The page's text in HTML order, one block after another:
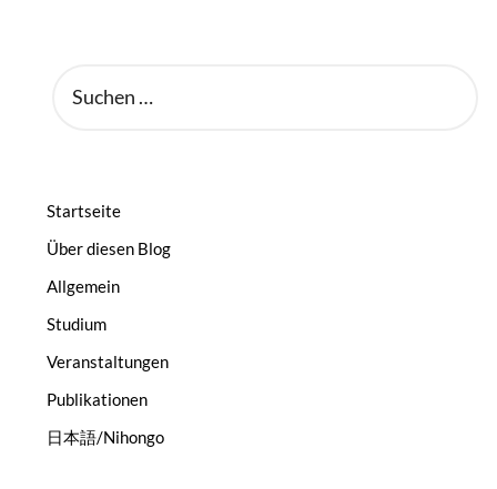
NACH:
Startseite
Über diesen Blog
Allgemein
Studium
Veranstaltungen
Publikationen
日本語/Nihongo